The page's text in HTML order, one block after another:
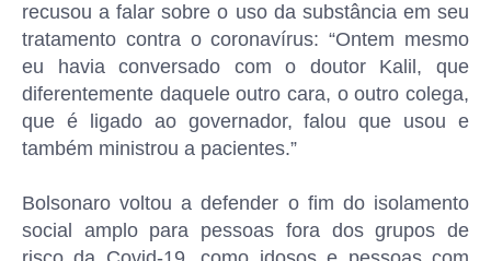
recusou a falar sobre o uso da substância em seu
tratamento contra o coronavírus: “Ontem mesmo
eu havia conversado com o doutor Kalil, que
diferentemente daquele outro cara, o outro colega,
que é ligado ao governador, falou que usou e
também ministrou a pacientes.”
Bolsonaro voltou a defender o fim do isolamento
social amplo para pessoas fora dos grupos de